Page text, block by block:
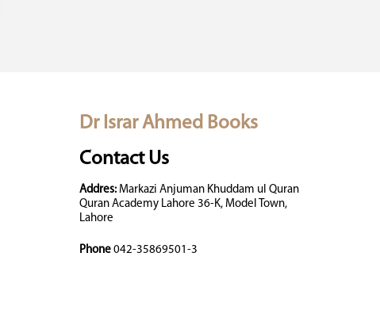
Dr Israr Ahmed Books
Contact Us
Addres:Markazi Anjuman Khuddam ul Quran
Quran Academy Lahore 36-K, Model Town,
Lahore
Phone 042-35869501-3